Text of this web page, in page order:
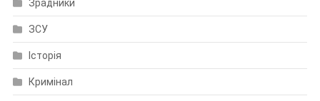
Зрадники
ЗСУ
Історія
Кримінал